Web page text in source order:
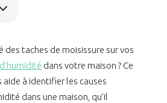
des taches de moisissure sur vos
dans votre maison ? Ce
à identifier les causes
dans une maison, qu’il